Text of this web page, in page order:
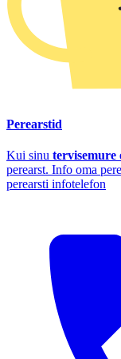
Perearstid
Kui sinu tervisemure
perearst. Info oma
perearsti infotelefon